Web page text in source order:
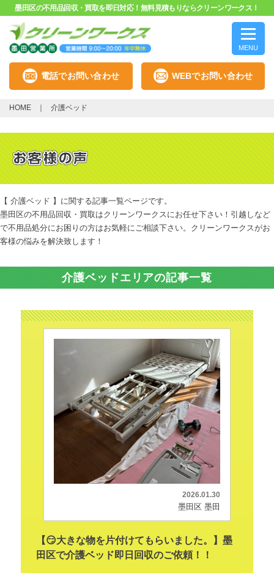
墨田区の不用品回収・買取を即日対応！無料見積もりならクリーンワークス！
MENU
電話でお問い合わせ WEBでお問い合わせ
HOME 介護ベッド
【 介護ベッド 】に関する記事一覧ページです。
墨田区の不用品回収・買取はクリーンワークスにお任せ下さい！引越しなど
で不用品処分にお困りの方はお気軽にご相談下さい。クリーンワークスがお
客様の悩みを解決致します！
介護ベッドエリアの記事一覧
2026.01.30
墨田区 墨田
【😏大きな物を片付けてもらいました。】墨
田区で介護ベッド即日回収のご依頼！！